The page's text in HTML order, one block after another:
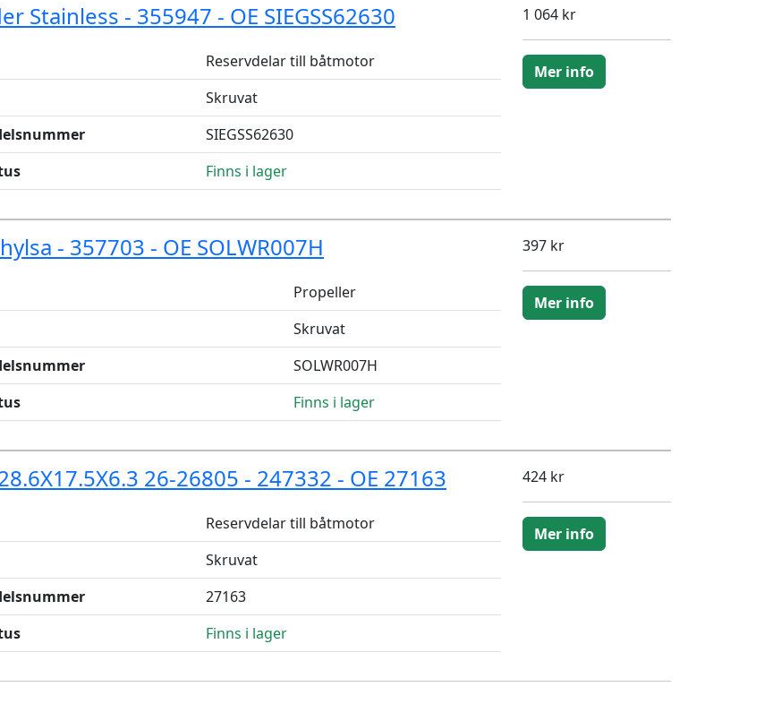
Stainless - 355947 - OE SIEGSS62630
Reservdelar till båtmotor
Skruvat
SIEGSS62630
Finns i lager
1 064 kr
Mer info
- 357703 - OE SOLWR007H
Propeller
Skruvat
SOLWR007H
Finns i lager
397 kr
Mer info
26-26805 - 247332 - OE 27163
Reservdelar till båtmotor
Skruvat
27163
Finns i lager
424 kr
Mer info